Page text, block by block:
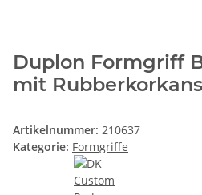
Duplon Formgriff
mit
Artikelnummer: 210637
Kategorie: Formgriffe